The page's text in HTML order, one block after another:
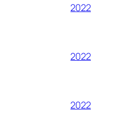
2022
2022
2022